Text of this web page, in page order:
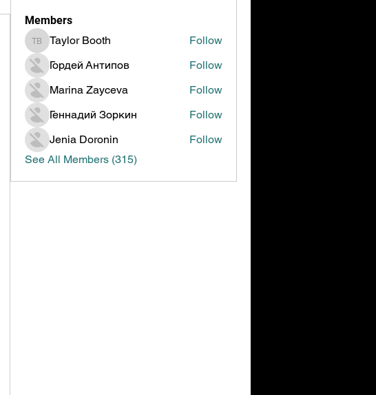
Members
Taylor Booth
Taylor Booth
Follow
Гордей Антипов
Follow
Marina Zayceva
Follow
Геннадий Зоркин
Follow
Jenia Doronin
Follow
See All Members (315)